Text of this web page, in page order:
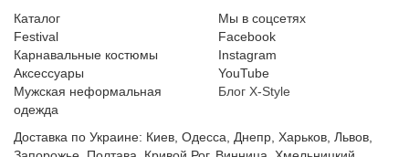
Каталог
Festival
Карнавальные костюмы
Аксессуары
Мужская неформальная
одежда
Мы в соцсетях
Facebook
Instagram
YouTube
Блог X-Style
Доставка по Украине: Киев, Одесса, Днепр, Харьков, Львов,